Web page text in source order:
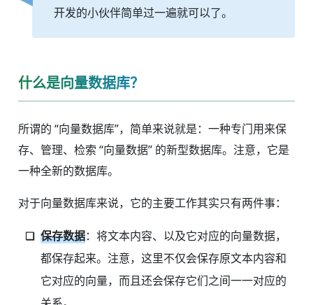
开发的小伙伴简单过一遍就可以了。
什么是向量数据库？
所谓的 “向量数据库”，简单来说就是：一种专门用来保
存、管理、检索 “向量数据” 的新型数据库。注意，它是
一种全新的数据库。
对于向量数据库来说，它的主要工作其实只有两件事：
保存数据：将文本内容、以及它对应的向量数据，
都保存起来。注意，这里不仅会保存原文本内容和
它对应的向量，而且还会保存它们之间一一对应的